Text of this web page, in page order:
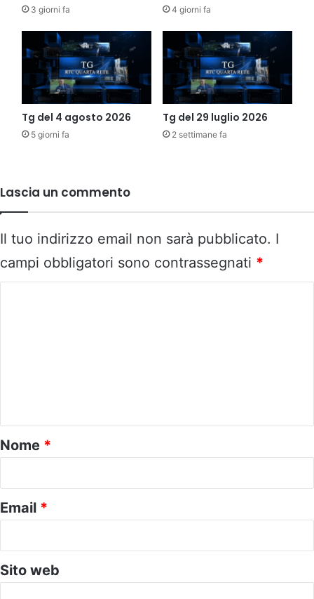
3 giorni fa 4 giorni fa
Tg del 4 agosto 2026
5 giorni fa
Tg del 29 luglio 2026
2 settimane fa
Lascia un commento
Il tuo indirizzo email non sarà pubblicato. I
campi obbligatori sono contrassegnati *
o
*
Nome *
Email *
Sito web